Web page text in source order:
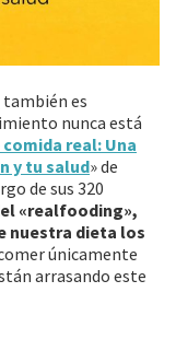
también es
nunca está
comida real: Una
y tu salud» de
de sus 320
«realfooding»,
nuestra dieta los
únicamente
arrasando este